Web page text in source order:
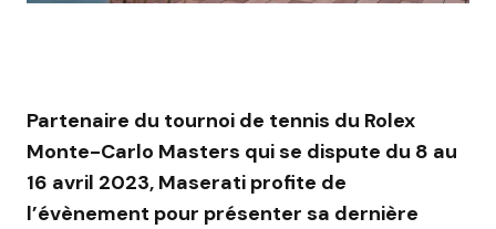
Partenaire du tournoi de tennis du Rolex
Monte-Carlo Masters qui se dispute du 8 au
16 avril 2023, Maserati profite de
l’évènement pour présenter sa dernière